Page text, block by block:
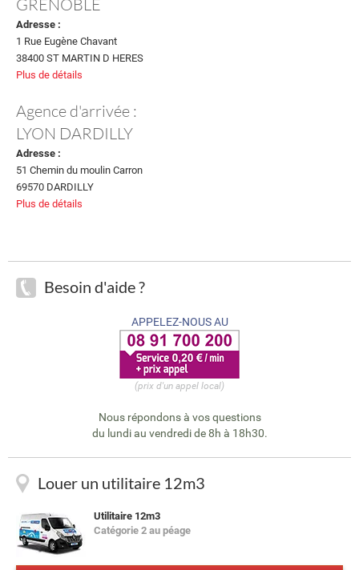
GRENOBLE
Adresse :
1 Rue Eugène Chavant
38400 ST MARTIN D HERES
Plus de détails
Agence d'arrivée :
LYON DARDILLY
Adresse :
51 Chemin du moulin Carron
69570 DARDILLY
Plus de détails
Besoin d'aide ?
APPELEZ-NOUS AU
(prix d'un appel local)
Nous répondons à vos questions
du lundi au vendredi de 8h à 18h30.
Louer un utilitaire 12m3
Utilitaire 12m3
Catégorie 2 au péage